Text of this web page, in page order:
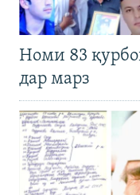
Номи 83
дар марз